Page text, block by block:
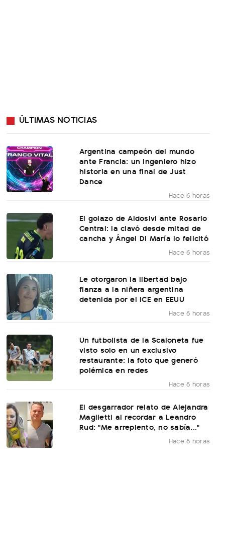
ÚLTIMAS NOTICIAS
Argentina campeón del mundo
ante Francia: un ingeniero hizo
historia en una final de Just
Dance
Hace 6 horas
El golazo de Aldosivi ante Rosario
Central: la clavó desde mitad de
cancha y Ángel Di María lo felicitó
Hace 6 horas
Le otorgaron la libertad bajo
fianza a la niñera argentina
detenida por el ICE en EEUU
Hace 6 horas
Un futbolista de la Scaloneta fue
visto solo en un exclusivo
restaurante: la foto que generó
polémica en redes
Hace 6 horas
El desgarrador relato de Alejandra
Maglietti al recordar a Leandro
Rud: "Me arrepiento, no sabía..."
Hace 6 horas